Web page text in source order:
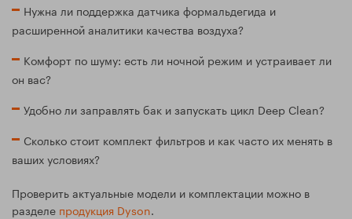
Нужна ли поддержка датчика формальдегида и
расширенной аналитики качества воздуха?
Комфорт по шуму: есть ли ночной режим и устраивает ли
он вас?
Удобно ли заправлять бак и запускать цикл Deep Clean?
Сколько стоит комплект фильтров и как часто их менять в
ваших условиях?
Проверить актуальные модели и комплектации можно в
разделе продукция Dyson.